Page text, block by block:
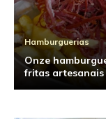
Hamburguerias
Onze
fritas artesanais